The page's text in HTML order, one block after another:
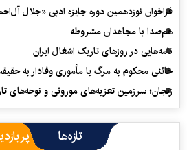
فراخوان نوزدهمین دوره جایزه ادبی «جلال
هم‌صدا با مجاهدان مشروطه
نامه‌هایی در روزهای تاریک اشغال ایران
خائنی محکوم به مرگ یا مأموری وفادار به
زنجان؛ سرزمین تعزیه‌های موروثی و نوحه‌های
تازه‌ها